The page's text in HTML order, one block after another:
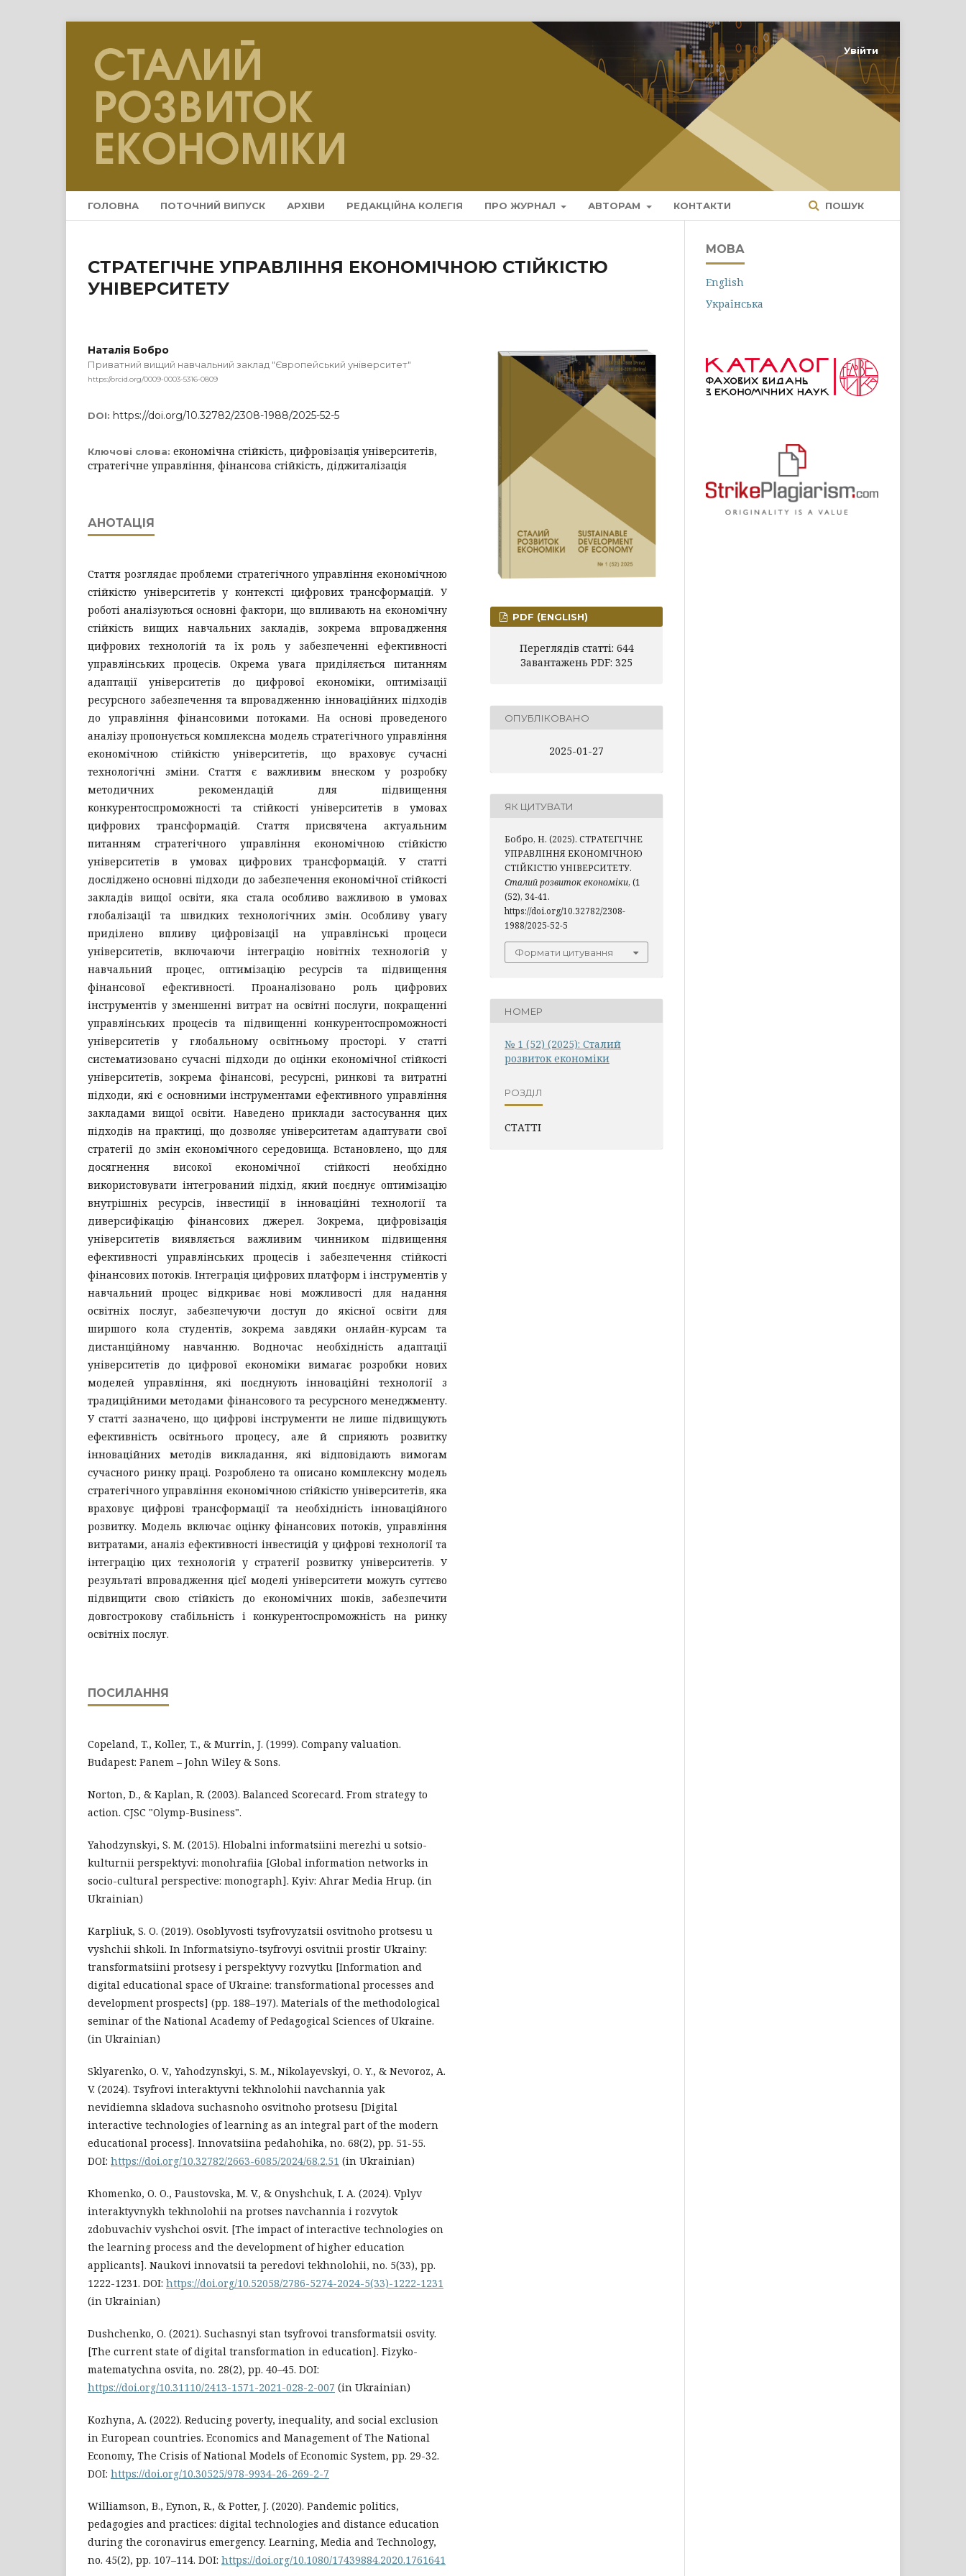
ГОЛОВНА ПОТОЧНИЙ ВИПУСК АРХІВИ РЕДАКЦІЙНА КОЛЕГІЯ ПРО ЖУРНАЛ АВТОРАМ КОНТАКТИ ПОШУК
Увійти
СТРАТЕГІЧНЕ УПРАВЛІННЯ ЕКОНОМІЧНОЮ СТІЙКІСТЮ
УНІВЕРСИТЕТУ
Наталія Бобро
Приватний вищий навчальний заклад "Європейський університет"
https://orcid.org/0009-0003-5316-0809
DOI: https://doi.org/10.32782/2308-1988/2025-52-5
Ключові слова: економічна стійкість, цифровізація університетів,
стратегічне управління, фінансова стійкість, діджиталізація
АНОТАЦІЯ
Стаття розглядає проблеми стратегічного управління економічною
стійкістю університетів у контексті цифрових трансформацій. У
роботі аналізуються основні фактори, що впливають на економічну
стійкість вищих навчальних закладів, зокрема впровадження
цифрових технологій та їх роль у забезпеченні ефективності
управлінських процесів. Окрема увага приділяється питанням
адаптації університетів до цифрової економіки, оптимізації
ресурсного забезпечення та впровадженню інноваційних підходів
до управління фінансовими потоками. На основі проведеного
аналізу пропонується комплексна модель стратегічного управління
економічною стійкістю університетів, що враховує сучасні
технологічні зміни. Стаття є важливим внеском у розробку
методичних рекомендацій для підвищення
конкурентоспроможності та стійкості університетів в умовах
цифрових трансформацій. Стаття присвячена актуальним
питанням стратегічного управління економічною стійкістю
університетів в умовах цифрових трансформацій. У статті
досліджено основні підходи до забезпечення економічної стійкості
закладів вищої освіти, яка стала особливо важливою в умовах
глобалізації та швидких технологічних змін. Особливу увагу
приділено впливу цифровізації на управлінські процеси
університетів, включаючи інтеграцію новітніх технологій у
навчальний процес, оптимізацію ресурсів та підвищення
фінансової ефективності. Проаналізовано роль цифрових
інструментів у зменшенні витрат на освітні послуги, покращенні
управлінських процесів та підвищенні конкурентоспроможності
університетів у глобальному освітньому просторі. У статті
систематизовано сучасні підходи до оцінки економічної стійкості
університетів, зокрема фінансові, ресурсні, ринкові та витратні
підходи, які є основними інструментами ефективного управління
закладами вищої освіти. Наведено приклади застосування цих
підходів на практиці, що дозволяє університетам адаптувати свої
стратегії до змін економічного середовища. Встановлено, що для
досягнення високої економічної стійкості необхідно
використовувати інтегрований підхід, який поєднує оптимізацію
внутрішніх ресурсів, інвестиції в інноваційні технології та
диверсифікацію фінансових джерел. Зокрема, цифровізація
університетів виявляється важливим чинником підвищення
ефективності управлінських процесів і забезпечення стійкості
фінансових потоків. Інтеграція цифрових платформ і інструментів у
навчальний процес відкриває нові можливості для надання
освітніх послуг, забезпечуючи доступ до якісної освіти для
ширшого кола студентів, зокрема завдяки онлайн-курсам та
дистанційному навчанню. Водночас необхідність адаптації
університетів до цифрової економіки вимагає розробки нових
моделей управління, які поєднують інноваційні технології з
традиційними методами фінансового та ресурсного менеджменту.
У статті зазначено, що цифрові інструменти не лише підвищують
ефективність освітнього процесу, але й сприяють розвитку
інноваційних методів викладання, які відповідають вимогам
сучасного ринку праці. Розроблено та описано комплексну модель
стратегічного управління економічною стійкістю університетів, яка
враховує цифрові трансформації та необхідність інноваційного
розвитку. Модель включає оцінку фінансових потоків, управління
витратами, аналіз ефективності інвестицій у цифрові технології та
інтеграцію цих технологій у стратегії розвитку університетів. У
результаті впровадження цієї моделі університети можуть суттєво
підвищити свою стійкість до економічних шоків, забезпечити
довгострокову стабільність і конкурентоспроможність на ринку
освітніх послуг.
ПОСИЛАННЯ
Copeland, T., Koller, T., & Murrin, J. (1999). Company valuation.
Budapest: Panem – John Wiley & Sons.
Norton, D., & Kaplan, R. (2003). Balanced Scorecard. From strategy to
action. CJSC "Olymp-Business".
Yahodzynskyi, S. M. (2015). Hlobalni informatsiini merezhi u sotsio-
kulturnii perspektyvi: monohrafiia [Global information networks in
socio-cultural perspective: monograph]. Kyiv: Ahrar Media Hrup. (in
Ukrainian)
Karpliuk, S. O. (2019). Osoblyvosti tsyfrovyzatsii osvitnoho protsesu u
vyshchii shkoli. In Informatsiyno-tsyfrovyi osvitnii prostir Ukrainy:
transformatsiini protsesy i perspektyvy rozvytku [Information and
digital educational space of Ukraine: transformational processes and
development prospects] (pp. 188–197). Materials of the methodological
seminar of the National Academy of Pedagogical Sciences of Ukraine.
(in Ukrainian)
Sklyarenko, O. V., Yahodzynskyi, S. M., Nikolayevskyi, O. Y., & Nevoroz, A.
V. (2024). Tsyfrovi interaktyvni tekhnolohii navchannia yak
nevidiemna skladova suchasnoho osvitnoho protsesu [Digital
interactive technologies of learning as an integral part of the modern
educational process]. Innovatsiina pedahohika, no. 68(2), pp. 51-55.
DOI: https://doi.org/10.32782/2663-6085/2024/68.2.51 (in Ukrainian)
Khomenko, O. O., Paustovska, M. V., & Onyshchuk, I. A. (2024). Vplyv
interaktyvnykh tekhnolohii na protses navchannia i rozvytok
zdobuvachiv vyshchoi osvit. [The impact of interactive technologies on
the learning process and the development of higher education
applicants]. Naukovi innovatsii ta peredovi tekhnolohii, no. 5(33), pp.
1222-1231. DOI: https://doi.org/10.52058/2786-5274-2024-5(33)-1222-1231
(in Ukrainian)
Dushchenko, O. (2021). Suchasnyi stan tsyfrovoi transformatsii osvity.
[The current state of digital transformation in education]. Fizyko-
matematychna osvita, no. 28(2), pp. 40–45. DOI:
https://doi.org/10.31110/2413-1571-2021-028-2-007 (in Ukrainian)
Kozhyna, A. (2022). Reducing poverty, inequality, and social exclusion
in European countries. Economics and Management of The National
Economy, The Crisis of National Models of Economic System, pp. 29-32.
DOI: https://doi.org/10.30525/978-9934-26-269-2-7
Williamson, B., Eynon, R., & Potter, J. (2020). Pandemic politics,
pedagogies and practices: digital technologies and distance education
during the coronavirus emergency. Learning, Media and Technology,
no. 45(2), pp. 107–114. DOI: https://doi.org/10.1080/17439884.2020.1761641
PDF (ENGLISH)
Переглядів статті: 644
Завантажень PDF: 325
ОПУБЛІКОВАНО
2025-01-27
ЯК ЦИТУВАТИ
Бобро, Н. (2025). СТРАТЕГІЧНЕ
УПРАВЛІННЯ ЕКОНОМІЧНОЮ
СТІЙКІСТЮ УНІВЕРСИТЕТУ.
Сталий розвиток економіки, (1
(52), 34-41.
https://doi.org/10.32782/2308-
1988/2025-52-5
Формати цитування
НОМЕР
№ 1 (52) (2025): Сталий
розвиток економіки
РОЗДІЛ
СТАТТІ
МОВА
English
Українська